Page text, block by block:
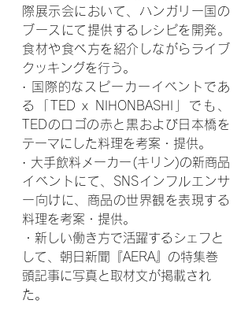
際展示会において、ハンガリー国の
ブースにて提供するレシピを開発。
食材や食べ方を紹介しながらライブ
クッキングを行う。
· 国際的なスピーカーイベントであ
る「TED x NIHONBASHI」でも、
TEDのロゴの赤と黒および日本橋を
テーマにした料理を考案・提供。
· 大手飲料メーカー(キリン)の新商品
イベントにて、SNSインフルエンサ
ー向けに、商品の世界観を表現する
料理を考案・提供。
・新しい働き方で活躍するシェフと
して、朝日新聞『AERA』の特集巻
頭記事に写真と取材文が掲載され
た。